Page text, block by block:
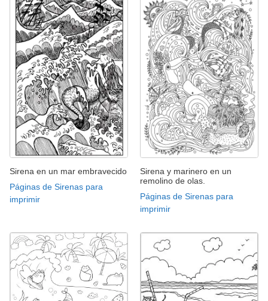
Sirena en un mar embravecido
Páginas de Sirenas para
imprimir
Sirena y marinero en un
remolino de olas.
Páginas de Sirenas para
imprimir